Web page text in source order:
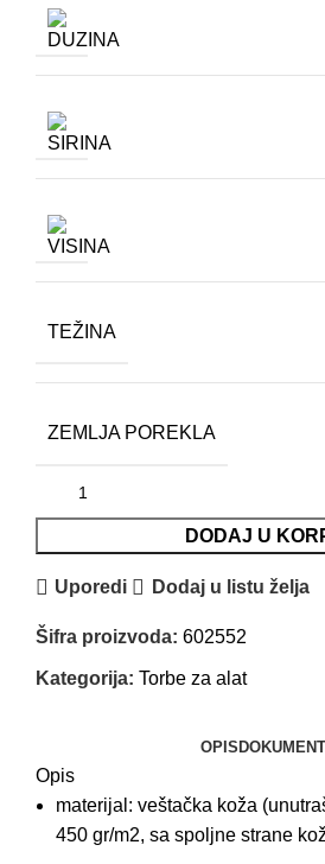
TEŽINA
ZEMLJA POREKLA
DODAJ U
Uporedi Dodaj u listu želja
Šifra proizvoda: 602552
Kategorija: Torbe za alat
OPIS
Opis
materijal: veštačka koža
450 gr/m2, sa spoljne strane